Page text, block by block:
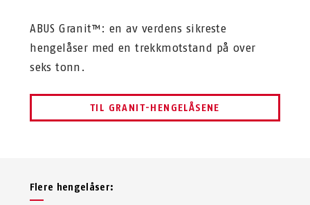
ABUS Granit™: en av verdens sikreste
hengelåser med en trekkmotstand på over
seks tonn.
TIL GRANIT-HENGELÅSENE
Flere hengelåser: